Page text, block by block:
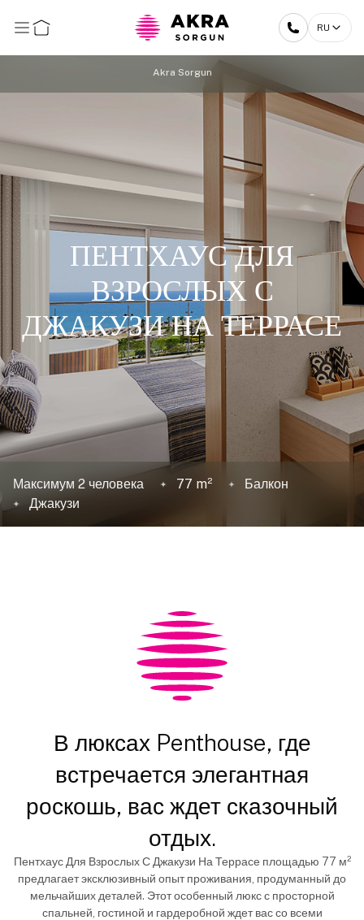
RU
Akra Sorgun
ПЕНТХАУС ДЛЯ
ВЗРОСЛЫХ С
ДЖАКУЗИ НА ТЕРРАСЕ
Максимум 2 человека 77 m²
Балкон
Джакузи
В люксах Penthouse, где
встречается элегантная
роскошь, вас ждет сказочный
отдых.
Пентхаус Для Взрослых С Джакузи На Террасе площадью 77 м²
предлагает эксклюзивный опыт проживания, продуманный до
мельчайших деталей. Этот особенный люкс с просторной
спальней, гостиной и гардеробной ждет вас со всеми